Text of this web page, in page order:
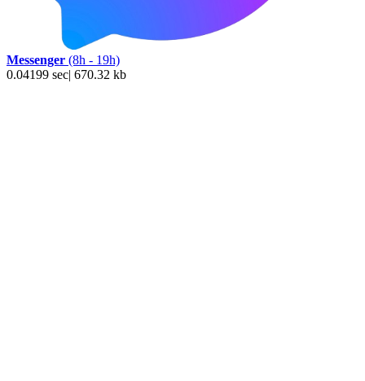
Messenger (8h - 19h)
0.04199 sec| 670.32 kb